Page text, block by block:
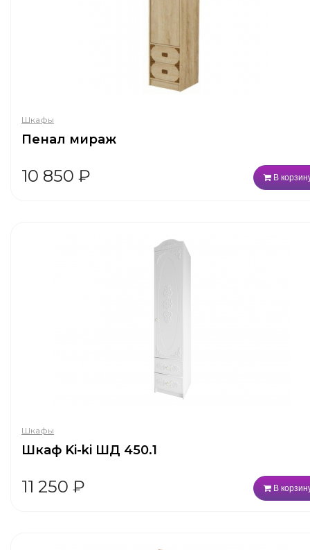
Шкафы
Пенал мираж
10 850 ₽ В
Шкафы
Шкаф Ki-ki ШД 450.1
11 250 ₽ В